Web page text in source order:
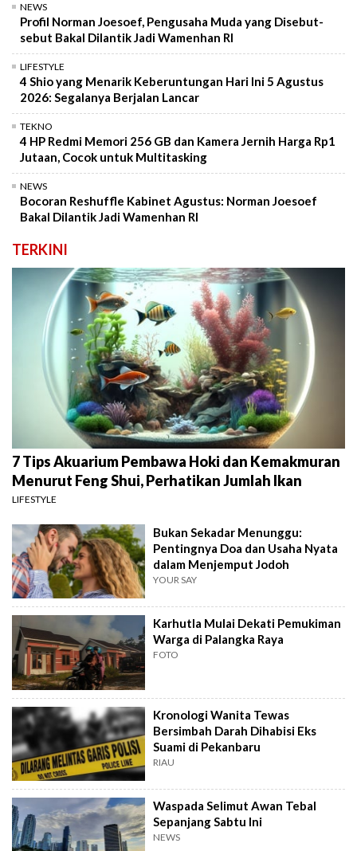
NEWS
Profil Norman Joesoef, Pengusaha Muda yang Disebut-
sebut Bakal Dilantik Jadi Wamenhan RI
LIFESTYLE
4 Shio yang Menarik Keberuntungan Hari Ini 5 Agustus
2026: Segalanya Berjalan Lancar
TEKNO
4 HP Redmi Memori 256 GB dan Kamera Jernih Harga Rp1
Jutaan, Cocok untuk Multitasking
NEWS
Bocoran Reshuffle Kabinet Agustus: Norman Joesoef
Bakal Dilantik Jadi Wamenhan RI
TERKINI
7 Tips Akuarium Pembawa Hoki dan Kemakmuran
Menurut Feng Shui, Perhatikan Jumlah Ikan
LIFESTYLE
Bukan Sekadar Menunggu:
Pentingnya Doa dan Usaha Nyata
dalam Menjemput Jodoh
YOUR SAY
Karhutla Mulai Dekati Pemukiman
Warga di Palangka Raya
FOTO
Kronologi Wanita Tewas
Bersimbah Darah Dihabisi Eks
Suami di Pekanbaru
RIAU
Waspada Selimut Awan Tebal
Sepanjang Sabtu Ini
NEWS